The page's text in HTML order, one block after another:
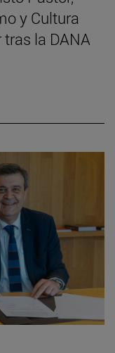
y Cultura
la DANA